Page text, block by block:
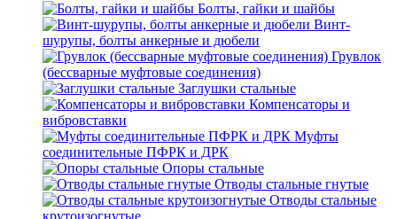
Болты, гайки и шайбы
Винт-
шурупы, болты анкерные и дюбели
Грувлок
(бессварные муфтовые соединения)
Заглушки стальные
Компенсаторы и
вибровставки
Муфты
соединительные ПФРК и ДРК
Опоры стальные
Отводы стальные гнутые
Отводы стальные
крутоизогнутые